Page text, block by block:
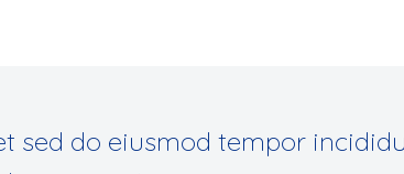
sed do eiusmod tempor